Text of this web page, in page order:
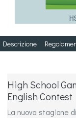
Descrizione
High School
English Contest
La nuova stagione